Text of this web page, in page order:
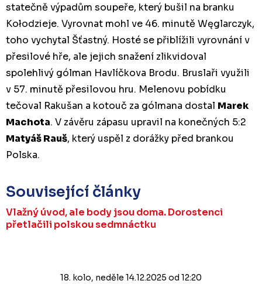
statečně výpadům soupeře, který bušil na branku
Kołodzieje. Vyrovnat mohl ve 46. minutě Węglarczyk,
toho vychytal Šťastný. Hosté se přiblížili vyrovnání v
přesilové hře, ale jejich snažení zlikvidoval
spolehlivý gólman Havlíčkova Brodu. Bruslaři využili
v 57. minutě přesilovou hru. Melenovu pobídku
tečoval Rakušan a kotouč za gólmana dostal Marek
Machota. V závěru zápasu upravil na konečných 5:2
Matyáš Rauš, který uspěl z dorážky před brankou
Polska.
Související články
Vlažný úvod, ale body jsou doma. Dorostenci
přetlačili polskou sedmnáctku
18. kolo, neděle 14.12.2025 od 12:20